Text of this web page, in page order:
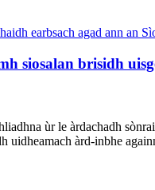
siosalan brisidh
ùr le àrdachadh
uidheamach àrd-inbhe